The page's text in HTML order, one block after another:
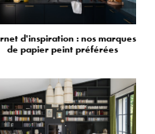
d'inspiration : nos marques
de papier peint préférées